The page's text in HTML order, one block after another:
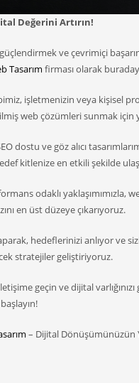
Değerini Artırın!
güçlendirmek ve çevrimiçi
Tasarım firması olarak
işletmenizin veya kişisel
web çözümleri sunmak için
dostu ve göz alıcı
kitlenize en etkili şekilde
odaklı yaklaşımımızla,
en üst düzeye çıkarıyoruz.
hedeflerinizi anlıyor ve
stratejiler geliştiriyoruz.
geçin ve dijital
– Dijital Dönüşümünüzün